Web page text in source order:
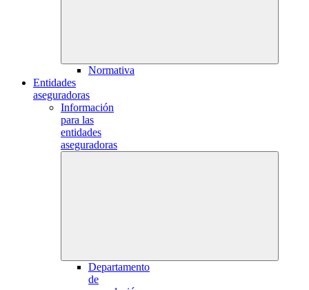
Normativa
Entidades
aseguradoras
Información
para las
entidades
aseguradoras
Departamento
de